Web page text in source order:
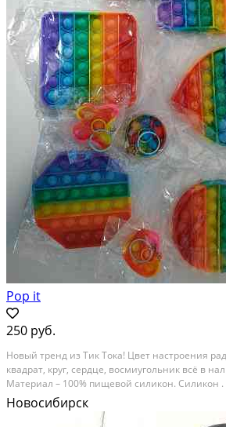
Pop it
250 руб.
Новый тренд из Тик Тока! Цвет настроения
квадрат, круг, сердце, восмиугольник всё в
Материал – 100% пищевой силикон. Силикон
качества, целая, прочная, хорошо хлопает,
сертифицирован, а значит безопасен!...
Новосибирск